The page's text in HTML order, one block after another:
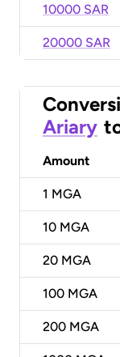
10000 SAR
20000 SAR
Ariary
Amount
1 MGA
10 MGA
20 MGA
100 MGA
200 MGA